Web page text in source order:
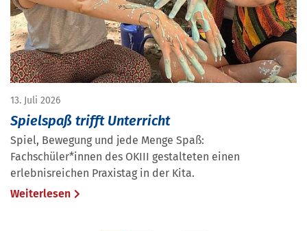
13. Juli 2026
Spielspaß trifft Unterricht
Spiel, Bewegung und jede Menge Spaß:
Fachschüler*innen des OKIII gestalteten einen
erlebnisreichen Praxistag in der Kita.
Weiterlesen